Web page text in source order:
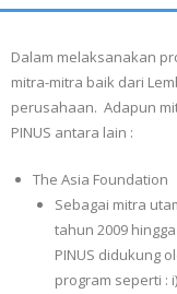
PRODUK
FILE PINUS
HUBUNGI KAMI
Dalam melaksanakan
mitra-mitra baik dari
perusahaan. Adapun
PINUS antara lain :
The Asia Foundation
Sebagai mitra
tahun 2009
PINUS didukung
program seperti :